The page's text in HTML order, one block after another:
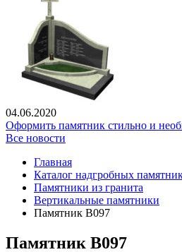
04.06.2020
Оформить памятник стильно и
Все новости
Главная
Каталог надгробных
Памятники из гранита
Вертикальные памятники
Памятник В097
Памятник В097